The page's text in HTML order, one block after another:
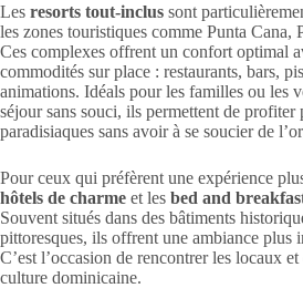
Les resorts tout-inclus sont
les zones touristiques comme Punta Cana,
Ces complexes offrent un confort optimal
commodités sur place : restaurants, bars,
animations. Idéals pour les familles ou les
séjour sans souci, ils permettent de profiter
paradisiaques sans avoir à se soucier de
Pour ceux qui préfèrent une expérience
hôtels de charme et les bed and
Souvent situés dans des bâtiments
pittoresques, ils offrent une ambiance plus
C’est l’occasion de rencontrer les locaux
culture dominicaine.